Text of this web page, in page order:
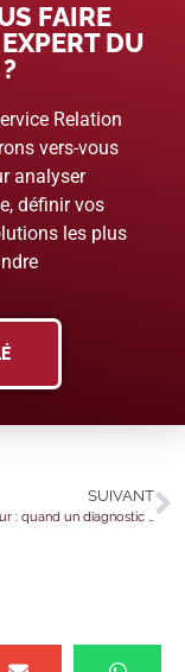
FAIRE
DU
Relation
vers-vous
analyser
définir vos
les plus
SUIVANT